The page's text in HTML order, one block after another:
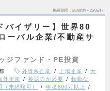
掲載期間 26/08/04～26/08/17
バイザリー】世界80
ーバル企業/不動産サ
ジファンド・PE投資
外資系企業 上場企業
大
外折衝 英語力が必要
転勤な
未経験可）
年収600万以上